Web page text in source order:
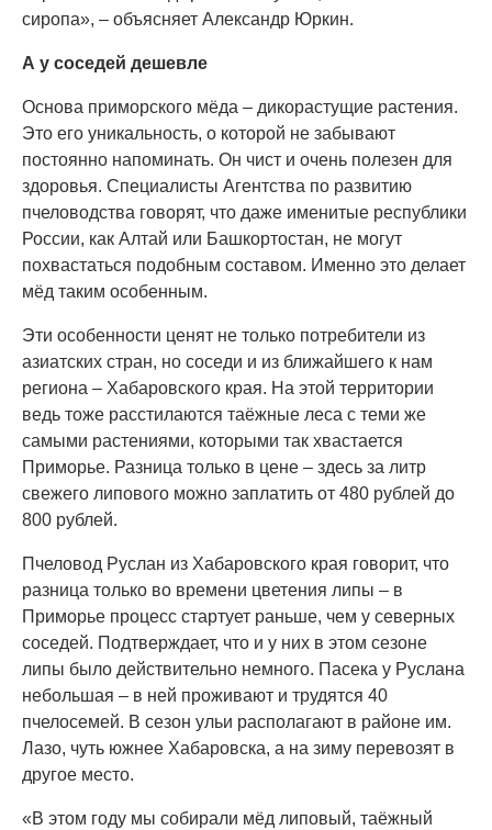
сиропа», – объясняет Александр Юркин.
А у соседей дешевле
Основа приморского мёда – дикорастущие растения.
Это его уникальность, о которой не забывают
постоянно напоминать. Он чист и очень полезен для
здоровья. Специалисты Агентства по развитию
пчеловодства говорят, что даже именитые республики
России, как Алтай или Башкортостан, не могут
похвастаться подобным составом. Именно это делает
мёд таким особенным.
Эти особенности ценят не только потребители из
азиатских стран, но соседи и из ближайшего к нам
региона – Хабаровского края. На этой территории
ведь тоже расстилаются таёжные леса с теми же
самыми растениями, которыми так хвастается
Приморье. Разница только в цене – здесь за литр
свежего липового можно заплатить от 480 рублей до
800 рублей.
Пчеловод Руслан из Хабаровского края говорит, что
разница только во времени цветения липы – в
Приморье процесс стартует раньше, чем у северных
соседей. Подтверждает, что и у них в этом сезоне
липы было действительно немного. Пасека у Руслана
небольшая – в ней проживают и трудятся 40
пчелосемей. В сезон ульи располагают в районе им.
Лазо, чуть южнее Хабаровска, а на зиму перевозят в
другое место.
«В этом году мы собирали мёд липовый, таёжный